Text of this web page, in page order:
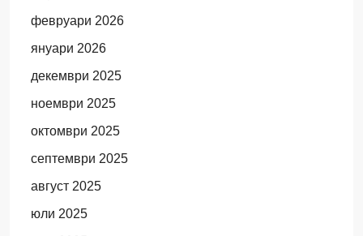
февруари 2026
януари 2026
декември 2025
ноември 2025
октомври 2025
септември 2025
август 2025
юли 2025